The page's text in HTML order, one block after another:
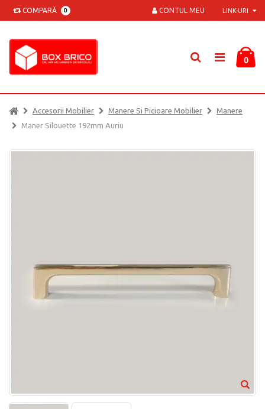
COMPARĂ 0 LINK-URI
CONTUL MEU
0
Accesorii Mobilier Manere Si Picioare Mobilier
Manere
Maner Silouette 192mm Auriu